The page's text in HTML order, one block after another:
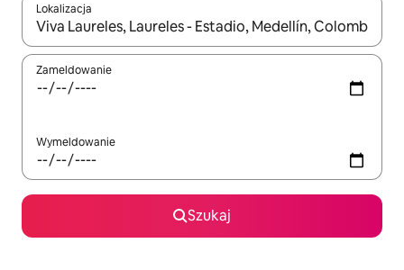
Lokalizacja
Gdy wyniki będą dostępne, możesz poruszać się po nich za
Zameldowanie
Wymeldowanie
Szukaj